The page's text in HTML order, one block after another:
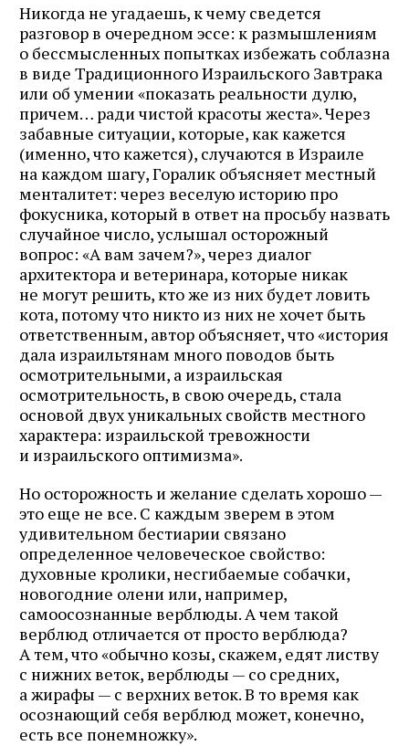
Никогда не угадаешь, к чему сведется
разговор в очередном эссе: к размышлениям
о бессмысленных попытках избежать соблазна
в виде Традиционного Израильского Завтрака
или об умении «показать реальности дулю,
причем… ради чистой красоты жеста». Через
забавные ситуации, которые, как кажется
(именно, что кажется), случаются в Израиле
на каждом шагу, Горалик объясняет местный
менталитет: через веселую историю про
фокусника, который в ответ на просьбу назвать
случайное число, услышал осторожный
вопрос: «А вам зачем?», через диалог
архитектора и ветеринара, которые никак
не могут решить, кто же из них будет ловить
кота, потому что никто из них не хочет быть
ответственным, автор объясняет, что «история
дала израильтянам много поводов быть
осмотрительными, а израильская
осмотрительность, в свою очередь, стала
основой двух уникальных свойств местного
характера: израильской тревожности
и израильского оптимизма».
Но осторожность и желание сделать хорошо —
это еще не все. С каждым зверем в этом
удивительном бестиарии связано
определенное человеческое свойство:
духовные кролики, несгибаемые собачки,
новогодние олени или, например,
самоосознанные верблюды. А чем такой
верблюд отличается от просто верблюда?
А тем, что «обычно козы, скажем, едят листву
с нижних веток, верблюды — со средних,
а жирафы — с верхних веток. В то время как
осознающий себя верблюд может, конечно,
есть все понемножку».